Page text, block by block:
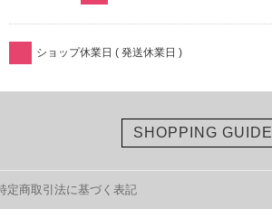
ショップ休業日 ( 発送休業日 )
SHOPPING GUIDE
定商取引法に基づく表記